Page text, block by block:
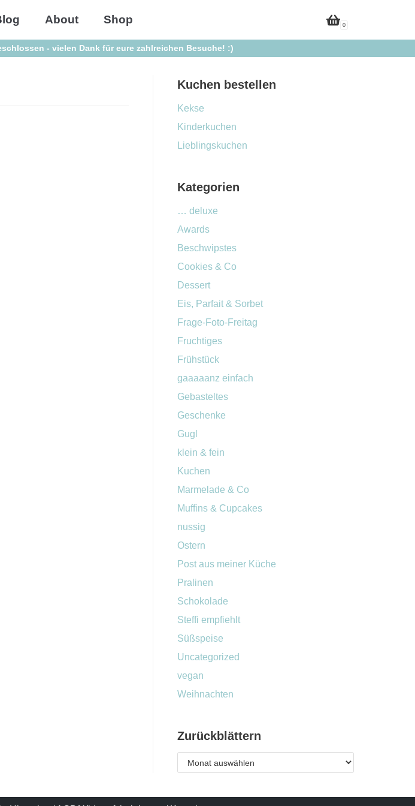
About Shop 0
- vielen Dank für eure zahlreichen Besuche! :)
Kuchen bestellen
Kekse
Kinderkuchen
Lieblingskuchen
Kategorien
… deluxe
Awards
Beschwipstes
Cookies & Co
Dessert
Eis, Parfait & Sorbet
Frage-Foto-Freitag
Fruchtiges
Frühstück
gaaaaanz einfach
Gebasteltes
Geschenke
Gugl
klein & fein
Kuchen
Marmelade & Co
Muffins & Cupcakes
nussig
Ostern
Post aus meiner Küche
Pralinen
Schokolade
Steffi empfiehlt
Süßspeise
Uncategorized
vegan
Weihnachten
Zurückblättern